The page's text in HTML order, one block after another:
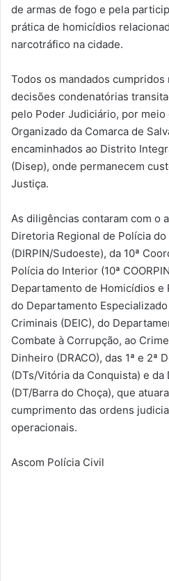
de armas de fogo e pela
prática de homicídios
narcotráfico na cidade.
Todos os mandados
decisões condenatórias
pelo Poder Judiciário, por meio
Organizado da Comarca de
encaminhados ao Distrito
(Disep), onde permanecem
Justiça.
As diligências contaram com o
Diretoria Regional de Polícia
(DIRPIN/Sudoeste), da 10ª
Polícia do Interior (10ª
Departamento de Homicídios e
do Departamento
Criminais (DEIC), do
Combate à Corrupção, ao
Dinheiro (DRACO), das 1ª e 2ª
(DTs/Vitória da Conquista) e
(DT/Barra do Choça), que
cumprimento das ordens
operacionais.
Ascom Polícia Civil